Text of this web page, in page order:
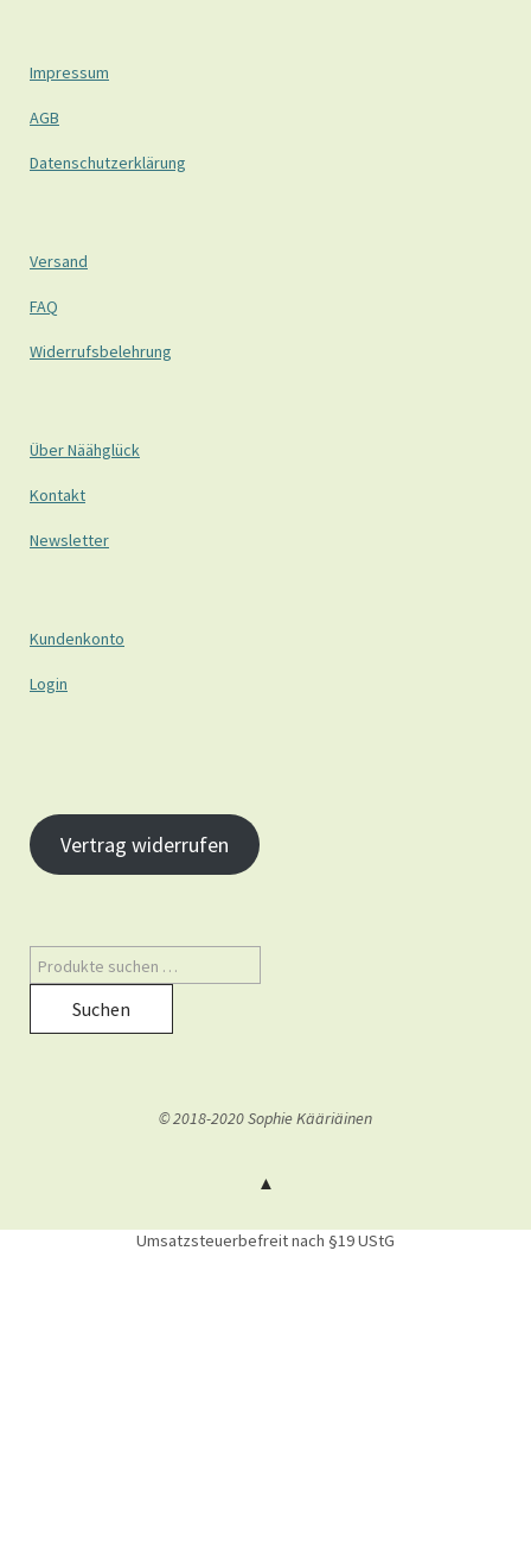
Impressum
AGB
Datenschutzerklärung
Versand
FAQ
Widerrufsbelehrung
Über Näähglück
Kontakt
Newsletter
Kundenkonto
Login
Vertrag widerrufen
Suchen
© 2018-2020 Sophie Kääriäinen
Umsatzsteuerbefreit nach §19 UStG